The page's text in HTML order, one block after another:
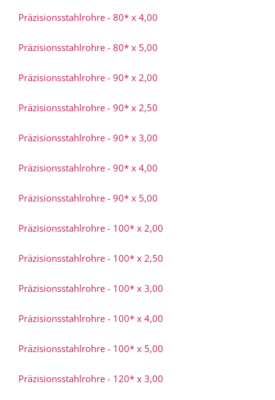
Präzisionsstahlrohre - 80* x 4,00
Präzisionsstahlrohre - 80* x 5,00
Präzisionsstahlrohre - 90* x 2,00
Präzisionsstahlrohre - 90* x 2,50
Präzisionsstahlrohre - 90* x 3,00
Präzisionsstahlrohre - 90* x 4,00
Präzisionsstahlrohre - 90* x 5,00
Präzisionsstahlrohre - 100* x 2,00
Präzisionsstahlrohre - 100* x 2,50
Präzisionsstahlrohre - 100* x 3,00
Präzisionsstahlrohre - 100* x 4,00
Präzisionsstahlrohre - 100* x 5,00
Präzisionsstahlrohre - 120* x 3,00